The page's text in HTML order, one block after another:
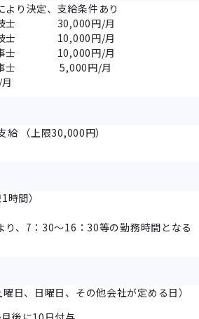
より決定、支給条件あり
技士 30,000円/月
技士 10,000円/月
事士 10,000円/月
事士 5,000円/月
（上限30,000円）
間）
、7：30～16：30等の勤務時間となる
日、日曜日、その他会社が定める日）